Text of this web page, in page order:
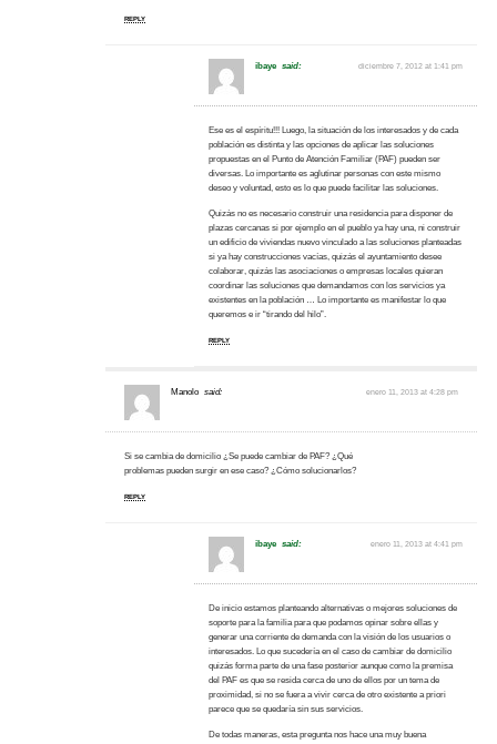
REPLY
ibaye said: diciembre 7, 2012 at 1:41 pm
Ese es el espíritu!!! Luego, la situación de los interesados y de cada
población es distinta y las opciones de aplicar las soluciones
propuestas en el Punto de Atención Familiar (PAF) pueden ser
diversas. Lo importante es aglutinar personas con este mismo
deseo y voluntad, esto es lo que puede facilitar las soluciones.
Quizás no es necesario construir una residencia para disponer de
plazas cercanas si por ejemplo en el pueblo ya hay una, ni construir
un edificio de viviendas nuevo vinculado a las soluciones planteadas
si ya hay construcciones vacías, quizás el ayuntamiento desee
colaborar, quizás las asociaciones o empresas locales quieran
coordinar las soluciones que demandamos con los servicios ya
existentes en la población … Lo importante es manifestar lo que
queremos e ir “tirando del hilo”.
REPLY
Manolo said: enero 11, 2013 at 4:28 pm
Si se cambia de domicilio ¿Se puede cambiar de PAF? ¿Qué
problemas pueden surgir en ese caso? ¿Cómo solucionarlos?
REPLY
ibaye said: enero 11, 2013 at 4:41 pm
De inicio estamos planteando alternativas o mejores soluciones de
soporte para la familia para que podamos opinar sobre ellas y
generar una corriente de demanda con la visión de los usuarios o
interesados. Lo que sucedería en el caso de cambiar de domicilio
quizás forma parte de una fase posterior aunque como la premisa
del PAF es que se resida cerca de uno de ellos por un tema de
proximidad, si no se fuera a vivir cerca de otro existente a priori
parece que se quedaría sin sus servicios.
De todas maneras, esta pregunta nos hace una muy buena